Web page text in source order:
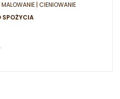
| CIENIOWANIE
SPOŻYCIA